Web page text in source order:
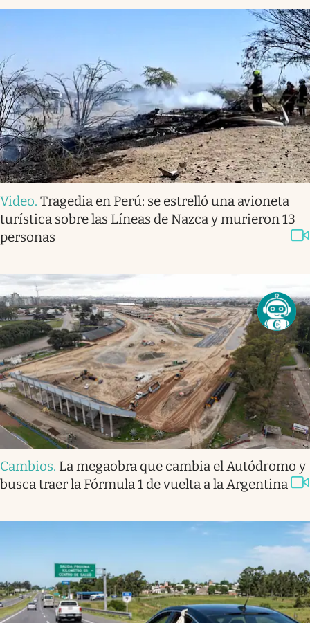
Video. Tragedia en Perú: se estrelló una avioneta
turística sobre las Líneas de Nazca y murieron 13
personas
Cambios. La megaobra que cambia el Autódromo y
busca traer la Fórmula 1 de vuelta a la Argentina